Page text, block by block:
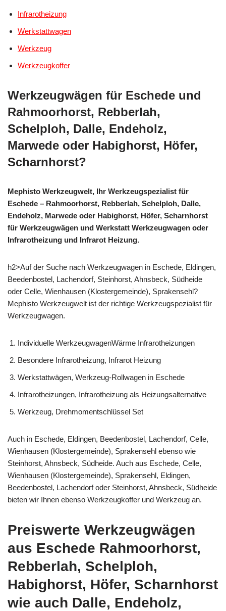
Infrarotheizung
Werkstattwagen
Werkzeug
Werkzeugkoffer
Werkzeugwägen für Eschede und
Rahmoorhorst, Rebberlah,
Schelploh, Dalle, Endeholz,
Marwede oder Habighorst, Höfer,
Scharnhorst?
Mephisto Werkzeugwelt, Ihr Werkzeugspezialist für
Eschede – Rahmoorhorst, Rebberlah, Schelploh, Dalle,
Endeholz, Marwede oder Habighorst, Höfer, Scharnhorst
für Werkzeugwägen und Werkstatt Werkzeugwagen oder
Infrarotheizung und Infrarot Heizung.
h2>Auf der Suche nach Werkzeugwagen in Eschede, Eldingen,
Beedenbostel, Lachendorf, Steinhorst, Ahnsbeck, Südheide
oder Celle, Wienhausen (Klostergemeinde), Sprakensehl?
Mephisto Werkzeugwelt ist der richtige Werkzeugspezialist für
Werkzeugwagen.
Individuelle WerkzeugwagenWärme Infrarotheizungen
Besondere Infrarotheizung, Infrarot Heizung
Werkstattwägen, Werkzeug-Rollwagen in Eschede
Infrarotheizungen, Infrarotheizung als Heizungsalternative
Werkzeug, Drehmomentschlüssel Set
Auch in Eschede, Eldingen, Beedenbostel, Lachendorf, Celle,
Wienhausen (Klostergemeinde), Sprakensehl ebenso wie
Steinhorst, Ahnsbeck, Südheide. Auch aus Eschede, Celle,
Wienhausen (Klostergemeinde), Sprakensehl, Eldingen,
Beedenbostel, Lachendorf oder Steinhorst, Ahnsbeck, Südheide
bieten wir Ihnen ebenso Werkzeugkoffer und Werkzeug an.
Preiswerte Werkzeugwägen
aus Eschede Rahmoorhorst,
Rebberlah, Schelploh,
Habighorst, Höfer, Scharnhorst
wie auch Dalle, Endeholz,